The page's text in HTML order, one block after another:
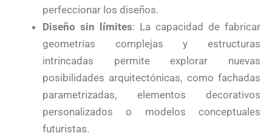
perfeccionar los diseños.
Diseño sin límites: La capacidad de fabricar
geometrías complejas y estructuras
intrincadas permite explorar nuevas
posibilidades arquitectónicas, como fachadas
parametrizadas, elementos decorativos
personalizados o modelos conceptuales
futuristas.